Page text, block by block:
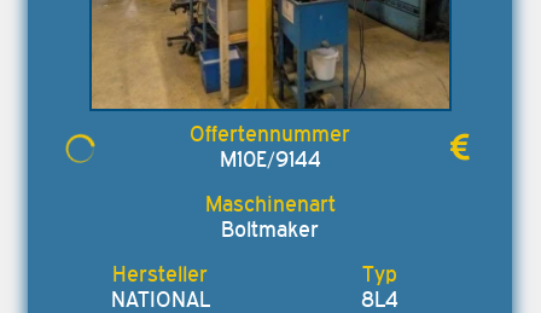
M10E/9144
Boltmaker
NATIONAL 8L4